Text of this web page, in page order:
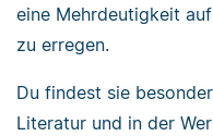
eine Mehrdeutigkeit
zu erregen.
Du findest sie
Literatur und in der